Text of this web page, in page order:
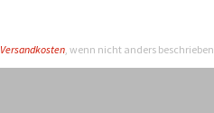
Versandkosten, wenn nicht anders beschrieben